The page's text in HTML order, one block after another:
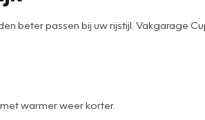
beter passen bij uw rijstijl. Vakgarage
warmer weer korter.